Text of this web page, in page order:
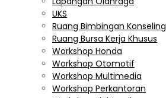
UKS
Ruang Bimbingan Konseling
Ruang Bursa Kerja Khusus
Workshop Honda
Workshop Otomotif
Workshop Multimedia
Workshop Perkantoran